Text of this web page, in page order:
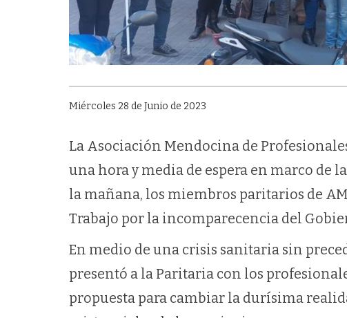
Miércoles 28 de Junio de 2023
La Asociación Mendocina de
una hora y media de espera en marco de
la mañana, los miembros paritarios de
Trabajo por la incomparecencia del
En medio de una crisis sanitaria sin
presentó a la Paritaria con los
propuesta para cambiar la durísima